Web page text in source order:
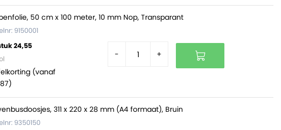
50 cm x 100 meter, 10 mm Nop, Transparant
9150001
24,55
(vanaf
- +
311 x 220 x 28 mm (A4 formaat), Bruin
9350150